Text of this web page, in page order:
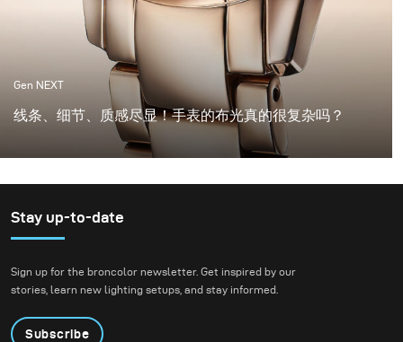
Gen NEXT
线条、细节、质感尽显！手表的布光真的很复杂吗？
我发现手表是最复杂的拍摄对象之一。 单是设置可能需要
时，感觉值得投入所有时间。
Stay up-to-date
Sign up for the broncolor newsletter. Get inspired by our
stories, learn new lighting setups, and stay informed.
Subscribe